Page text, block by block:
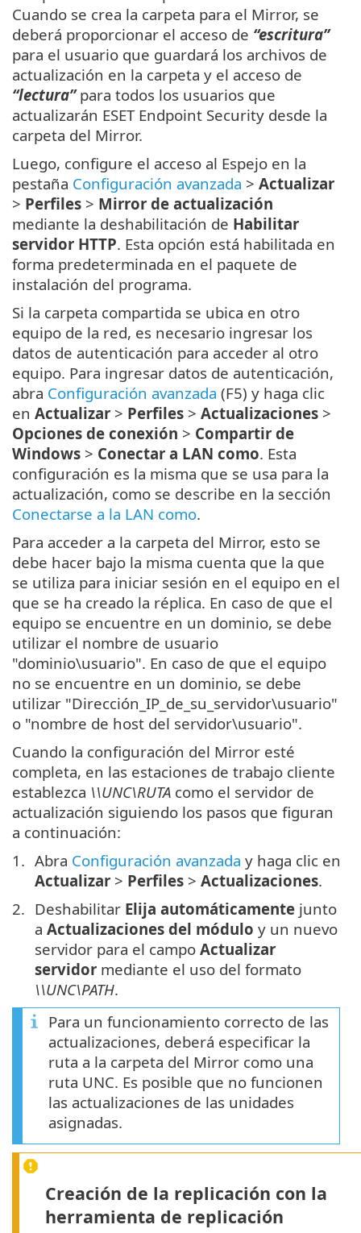
Cuando se crea la carpeta para el Mirror, se
deberá proporcionar el acceso de “escritura”
para el usuario que guardará los archivos de
actualización en la carpeta y el acceso de
“lectura”para todos los usuarios que
actualizarán ESET Endpoint Security desde la
carpeta del Mirror.
Luego, configure el acceso al Espejo en la
pestaña Configuración avanzada > Actualizar
> Perfiles > Mirror de actualización
mediante la deshabilitación de Habilitar
servidor HTTP. Esta opción está habilitada en
forma predeterminada en el paquete de
instalación del programa.
Si la carpeta compartida se ubica en otro
equipo de la red, es necesario ingresar los
datos de autenticación para acceder al otro
equipo. Para ingresar datos de autenticación,
abra Configuración avanzada (F5) y haga clic
en Actualizar > Perfiles > Actualizaciones >
Opciones de conexión > Compartir de
Windows > Conectar a LAN como. Esta
configuración es la misma que se usa para la
actualización, como se describe en la sección
Conectarse a la LAN como.
Para acceder a la carpeta del Mirror, esto se
debe hacer bajo la misma cuenta que la que
se utiliza para iniciar sesión en el equipo en el
que se ha creado la réplica. En caso de que el
equipo se encuentre en un dominio, se debe
utilizar el nombre de usuario
"dominio\usuario". En caso de que el equipo
no se encuentre en un dominio, se debe
utilizar "Dirección_IP_de_su_servidor\usuario"
o "nombre de host del servidor\usuario".
Cuando la configuración del Mirror esté
completa, en las estaciones de trabajo cliente
establezca \\UNC\RUTA como el servidor de
actualización siguiendo los pasos que figuran
a continuación:
Abra Configuración avanzada y haga clic en
Actualizar > Perfiles > Actualizaciones.
Deshabilitar Elija automáticamente junto
a Actualizaciones del módulo y un nuevo
servidor para el campo Actualizar
servidor mediante el uso del formato
\\UNC\PATH.
Para un funcionamiento correcto de las
actualizaciones, deberá especificar la
ruta a la carpeta del Mirror como una
ruta UNC. Es posible que no funcionen
las actualizaciones de las unidades
asignadas.
Creación de la replicación con la
herramienta de replicación